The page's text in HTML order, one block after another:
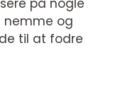
nemme og
til at fodre